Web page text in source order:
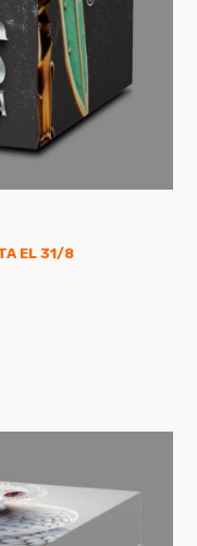
EL 31/8